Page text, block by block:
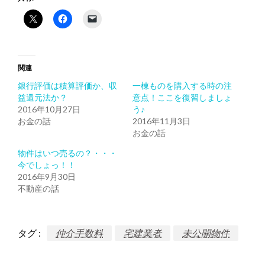
関連
銀行評価は積算評価か、収
益還元法か？
2016年10月27日
お金の話
一棟ものを購入する時の注
意点！ここを復習しましょ
う♪
2016年11月3日
お金の話
物件はいつ売るの？・・・
今でしょっ！！
2016年9月30日
不動産の話
タグ : 仲介手数料 宅建業者 未公開物件